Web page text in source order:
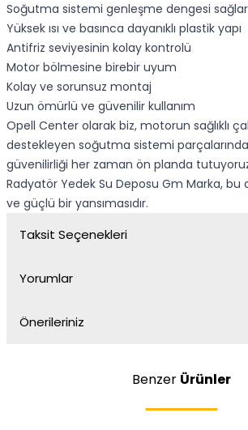
Soğutma sistemi genleşme dengesi sağlar
Yüksek ısı ve basınca dayanıklı plastik yapı
Antifriz seviyesinin kolay kontrolü
Motor bölmesine birebir uyum
Kolay ve sorunsuz montaj
Uzun ömürlü ve güvenilir kullanım
Opell Center olarak biz, motorun sağlıklı
destekleyen soğutma sistemi
güvenilirliği her zaman ön planda
Radyatör Yedek Su Deposu Gm Marka, bu
ve güçlü bir yansımasıdır.
Taksit Seçenekleri
Yorumlar
Önerileriniz
Benzer Ürünler